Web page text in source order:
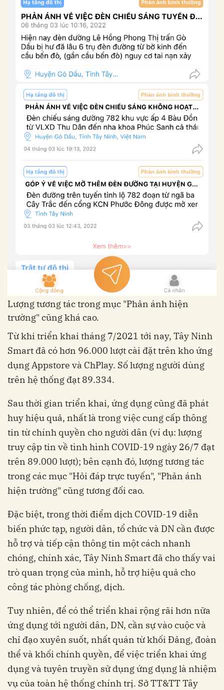
Lượng tương tác trong mục "Phản ánh hiện
trường" cũng khá cao.
Từ khi triển khai tháng 7/2021 tới nay, Tây Ninh
Smart đã có hơn 96.000 lượt cài đặt trên kho ứng
dụng Appstore và ChPlay. Số lượng người dùng
trên hệ thống đạt 89.334.
Sau thời gian triển khai, ứng dụng cũng đã phát
huy hiệu quả, nhất là trong việc cung cấp thông
tin từ chính quyền cho người dân (ví dụ: lượng
truy cập tin về tình hình COVID-19 ngày 26/7 đạt
trên 89.000 lượt); bên cạnh đó, lượng tương tác
trong các mục "Hỏi đáp trực tuyến", "Phản ánh
hiện trường" cũng tương đối cao.
Đặc biệt, trong thời điểm dịch COVID-19 diễn
biến phức tạp, người dân, tổ chức và DN cần được
hỗ trợ và tiếp cận thông tin một cách nhanh
chóng, chính xác, Tây Ninh Smart đã cho thấy vai
trò quan trọng của mình, hỗ trợ hiệu quả cho
công tác phòng chống, dịch.
Tuy nhiên, để có thể triển khai rộng rãi hơn nữa
ứng dụng tới người dân, DN, cần sự vào cuộc và
chỉ đạo xuyên suốt, nhất quán từ khối Đảng, đoàn
thể và khối chính quyền, để việc triển khai ứng
dụng và tuyên truyền sử dụng ứng dụng là nhiệm
vụ của toàn hệ thống chính trị. Sở TT&TT Tây